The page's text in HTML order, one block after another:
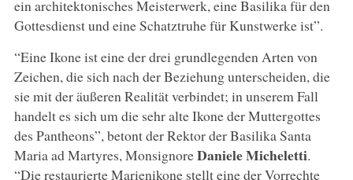
ein architektonisches Meisterwerk, eine Basilika für den
Gottesdienst und eine Schatztruhe für Kunstwerke ist”.
“Eine Ikone ist eine der drei grundlegenden Arten von
Zeichen, die sich nach der Beziehung unterscheiden, die
sie mit der äußeren Realität verbindet; in unserem Fall
handelt es sich um die sehr alte Ikone der Muttergottes
des Pantheons”, betont der Rektor der Basilika Santa
Maria ad Martyres, MonsignoreDaniele Micheletti.
“Die restaurierte Marienikone stellt eine der Vorrechte